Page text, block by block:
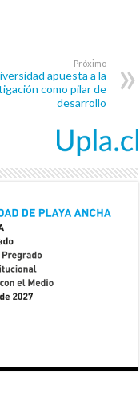
Próximo
apuesta a la
como pilar de
desarrollo